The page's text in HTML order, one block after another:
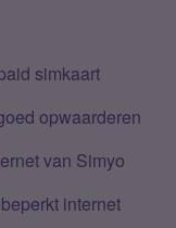
simkaart
opwaarderen
van Simyo
internet